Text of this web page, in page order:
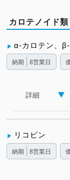
カロテノイド類
α-カロテン、
納期 8営業日
詳細
リコピン
納期 8営業日